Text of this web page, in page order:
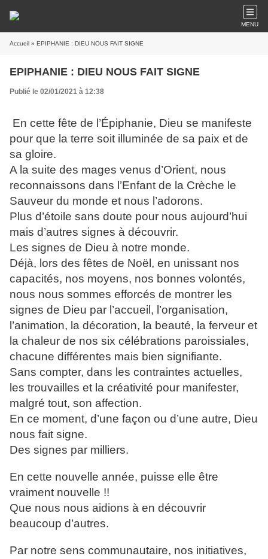
MENU
Accueil » EPIPHANIE : DIEU NOUS FAIT SIGNE
EPIPHANIE : DIEU NOUS FAIT SIGNE
Publié le 02/01/2021 à 12:38
En cette fête de l’Épiphanie, Dieu se manifeste
pour que la terre soit illuminée de sa paix et de
sa gloire.
A la suite des mages venus d’Orient, nous
reconnaissons dans l’Enfant de la Crèche le
Sauveur du monde et nous l’adorons.
Plus d’étoile sans doute pour nous aujourd’hui
mais d’autres signes à découvrir.
Les signes de Dieu à notre monde.
Déjà, lors des fêtes de Noël, en unissant nos
capacités, nos moyens, nos bonnes volontés,
nous nous sommes efforcés de montrer les
signes de Dieu par l’accueil, l’organisation,
l’animation, la décoration, la beauté, la ferveur et
la chaleur de nos six célébrations paroissiales,
chacune différentes mais bien signifiante.
Sans compter, dans les contraintes actuelles,
les trouvailles et la créativité pour manifester,
malgré tout, son affection.
En ce moment, d’une façon ou d’une autre, Dieu
nous fait signe.
Des signes par milliers.
En cette nouvelle année, puisse elle être
vraiment nouvelle !!
Que nous nous aidions à en découvrir
beaucoup d’autres.
Par notre sens communautaire, nos initiatives,